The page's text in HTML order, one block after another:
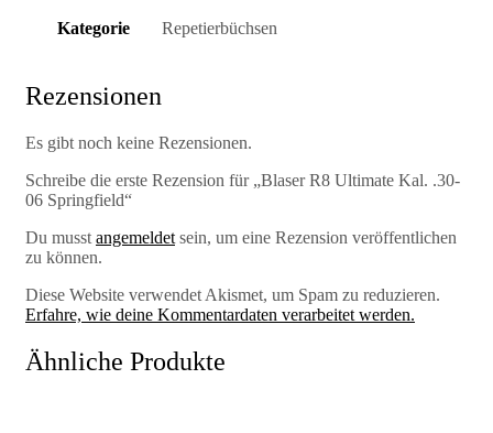
Kategorie Repetierbüchsen
Rezensionen
Es gibt noch keine Rezensionen.
Schreibe die erste Rezension für „Blaser R8 Ultimate Kal. .30-
06 Springfield“
Du musst angemeldet sein, um eine Rezension veröffentlichen
zu können.
Diese Website verwendet Akismet, um Spam zu reduzieren.
Erfahre, wie deine Kommentardaten verarbeitet werden.
Ähnliche Produkte